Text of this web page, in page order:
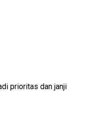
prioritas dan janji